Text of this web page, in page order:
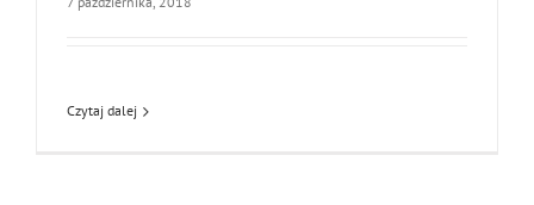
Czytaj dalej